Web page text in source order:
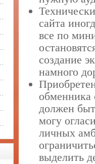
сайта
все по
создание
намного
обменника
должен
могу
личных
выделить